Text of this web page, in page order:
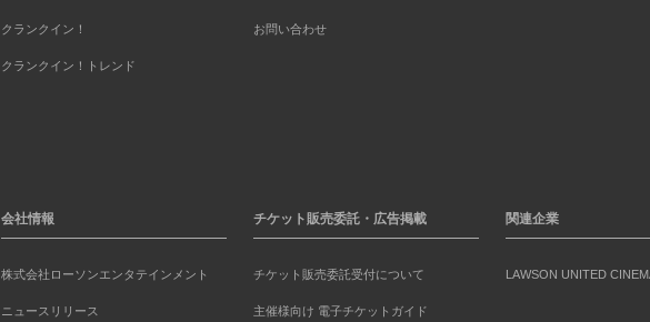
クランクイン！
クランクイン！トレンド
お問い合わせ
会社情報
株式会社ローソンエンタテインメント
ニュースリリース
チケット販売委託・広告掲載
チケット販売委託受付について
主催様向け 電子チケットガイド
関連企業
LAWSON UNITED